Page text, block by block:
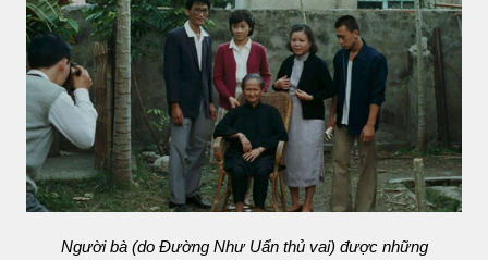
Người bà (do Đường Như Uẩn thủ vai) được những